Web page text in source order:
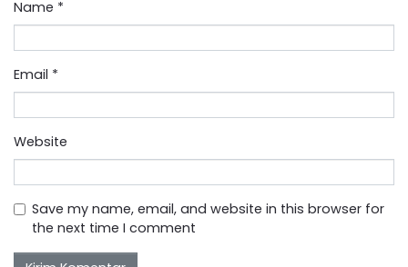
Name *
Email *
Website
Save my name, email, and website in this browser for
the next time I comment